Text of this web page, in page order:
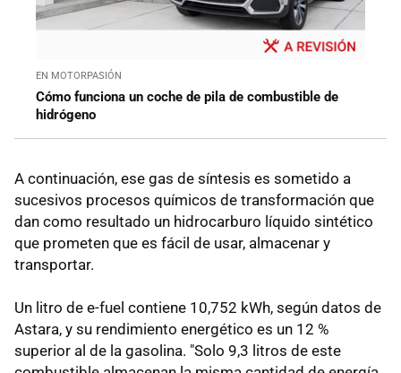
EN MOTORPASIÓN
Cómo funciona un coche de pila de combustible de
hidrógeno
A continuación, ese gas de síntesis es sometido a
sucesivos procesos químicos de transformación que
dan como resultado un hidrocarburo líquido sintético
que prometen que es fácil de usar, almacenar y
transportar.
Un litro de e-fuel contiene 10,752 kWh, según datos de
Astara, y su rendimiento energético es un 12 %
superior al de la gasolina. "Solo 9,3 litros de este